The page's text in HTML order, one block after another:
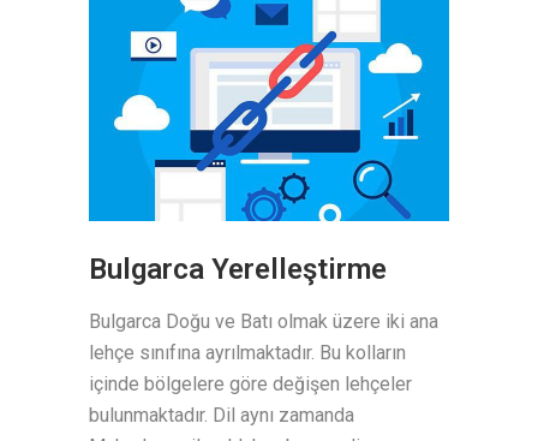
Bulgarca Yerelleştirme
Bulgarca Doğu ve Batı olmak üzere iki ana
lehçe sınıfına ayrılmaktadır. Bu kolların
içinde bölgelere göre değişen lehçeler
bulunmaktadır. Dil aynı zamanda